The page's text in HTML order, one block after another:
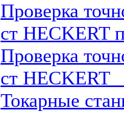
Проверка
ст HECKERT
Проверка
ст HECKERT
Токарные